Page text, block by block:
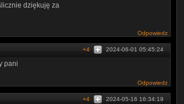
dziękuję za
Odpowiedz
2024-06-01 05:45:24
+4
pani
Odpowiedz
2024-05-16 16:34:19
+4